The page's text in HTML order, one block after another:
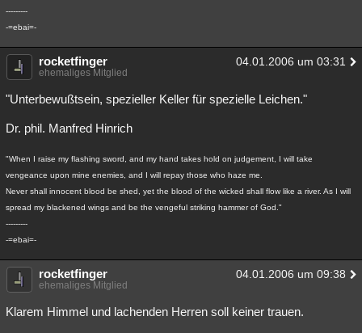
---------
-=ebai=-
rocketfinger 04.01.2006 um 03:31
ehemaliges Mitglied
"Unterbewußtsein, spezieller Keller für spezielle Leichen."
Dr. phil. Manfred Hinrich
"When I raise my flashing sword, and my hand takes hold on judgement, I will take
vengeance upon mine enemies, and I will repay those who haze me.
Never shall innocent blood be shed, yet the blood of the wicked shall flow like a river. As I will
spread my blackened wings and be the vengeful striking hammer of God."
---------
-=ebai=-
rocketfinger 04.01.2006 um 09:38
ehemaliges Mitglied
Klarem Himmel und lachenden Herren soll keiner trauen.